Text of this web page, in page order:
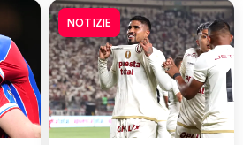
NOTIZIE